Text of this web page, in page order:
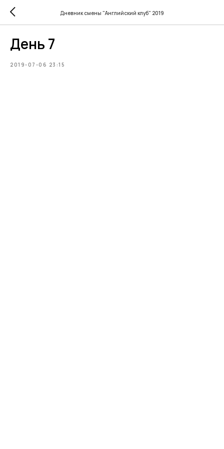
Дневник смены "Английский клуб" 2019
День 7
2019-07-06 23:15